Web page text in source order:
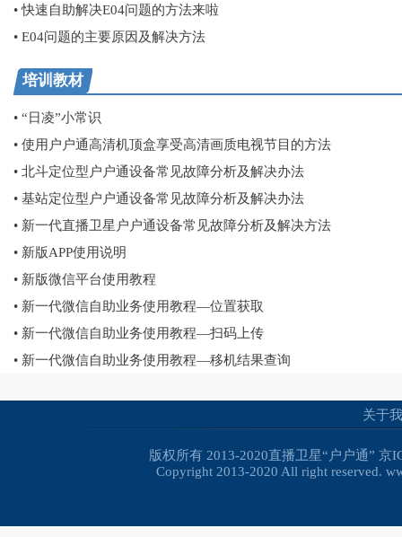
• 快速自助解决E04问题的方法来啦
• E04问题的主要原因及解决方法
培训教材
• “日凌”小常识
• 使用户户通高清机顶盒享受高清画质电视节目的方法
• 北斗定位型户户通设备常见故障分析及解决办法
• 基站定位型户户通设备常见故障分析及解决办法
• 新一代直播卫星户户通设备常见故障分析及解决方法
• 新版APP使用说明
• 新版微信平台使用教程
• 新一代微信自助业务使用教程—位置获取
• 新一代微信自助业务使用教程—扫码上传
• 新一代微信自助业务使用教程—移机结果查询
关于
版权所有 2013-2020直播卫星“户户通” 京
Copyright 2013-2020 All right reserved.